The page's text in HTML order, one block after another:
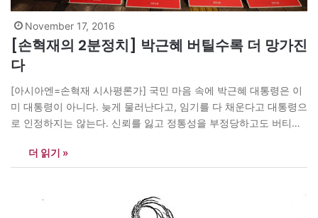
November 17, 2016
[손혁재의 2분정치] 박근혜 버틸수록 더 망가진
다
[아시아엔=손혁재 시사평론가] 국민 마음 속에 박근혜 대통령은 이
미 대통령이 아니다. 늦게 물러난다고, 임기를 다 채운다고 대통령으
로 인정하지는 않는다. 신뢰를 잃고 정통성을 부정당하고도 버티는
만촛불의 함성처럼 물러나는 게 대통령에게 남은 유일한 퇴로이다.
더 읽기 »